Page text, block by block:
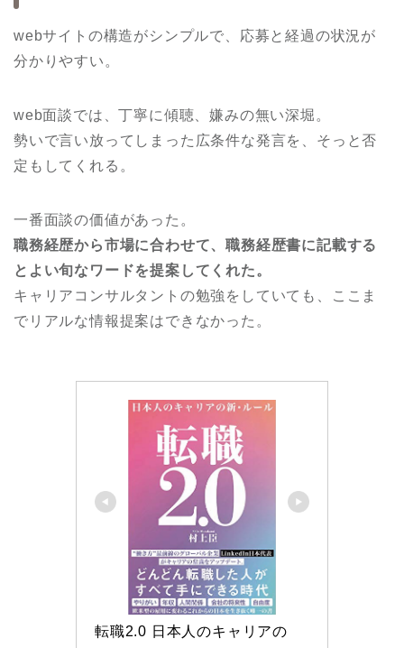
webサイトの構造がシンプルで、応募と経過の状況が
分かりやすい。
web面談では、丁寧に傾聴、嫌みの無い深堀。
勢いで言い放ってしまった広条件な発言を、そっと否
定もしてくれる。
一番面談の価値があった。
職務経歴から市場に合わせて、職務経歴書に記載する
とよい旬なワードを提案してくれた。
キャリアコンサルタントの勉強をしていても、ここま
でリアルな情報提案はできなかった。
転職2.0 日本人のキャリアの